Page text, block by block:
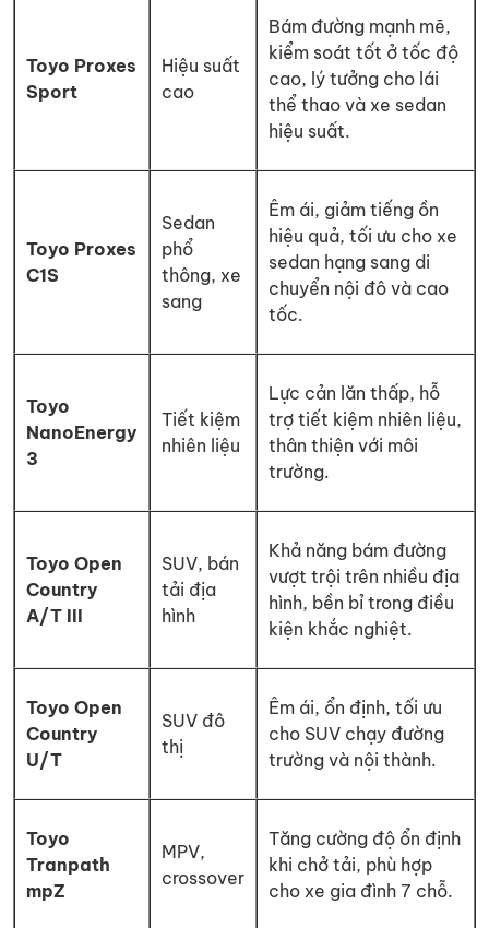
Toyo Proxes
Sport
Hiệu suất
cao
Bám đường mạnh mẽ,
kiểm soát tốt ở tốc độ
cao, lý tưởng cho lái
thể thao và xe sedan
hiệu suất.
Toyo Proxes
C1S
Sedan
phổ
thông, xe
sang
Êm ái, giảm tiếng ồn
hiệu quả, tối ưu cho xe
sedan hạng sang di
chuyển nội đô và cao
tốc.
Toyo
NanoEnergy
3
Tiết kiệm
nhiên liệu
Lực cản lăn thấp, hỗ
trợ tiết kiệm nhiên liệu,
thân thiện với môi
trường.
Toyo Open
Country
A/T III
SUV, bán
tải địa
hình
Khả năng bám đường
vượt trội trên nhiều địa
hình, bền bỉ trong điều
kiện khắc nghiệt.
Toyo Open
Country
U/T
SUV đô
thị
Êm ái, ổn định, tối ưu
cho SUV chạy đường
trường và nội thành.
Toyo
Tranpath
mpZ
MPV,
crossover
Tăng cường độ ổn định
khi chở tải, phù hợp
cho xe gia đình 7 chỗ.